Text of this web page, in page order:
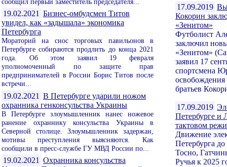
19.02.2021 Бизнес-омбудсмен Титов
увидел, как «задышала» экономика
Петербурга
Мораторий на снос торговых павильонов в
Петербурге собираются продлить до конца 2021
года. Об этом заявил 19 февраля
уполномоченный по защите прав
предпринимателей в России Борис Титов после
встречи...
19.02.2021 В Петербурге ударили ножом
охранника генконсульства Украины
В Петербурге злоумышленник нанес ножевое
ранение охраннику консульства Украины в
Северной столице. Злоумышленник задержан,
мотивы преступления выясняются. Как
сообщили в пресс-службе ГУ МВД России по...
19.02.2021 Охранника консульства
17.09.2019
Кокорин
«Зенитом»
Футболист
заключил
«Зенитом»
заявил 17
спортсмена
братьев
17.09.2019
Петербурге и
тактовом
Движение
Петербурга
Тосно,
Ручья к 2025